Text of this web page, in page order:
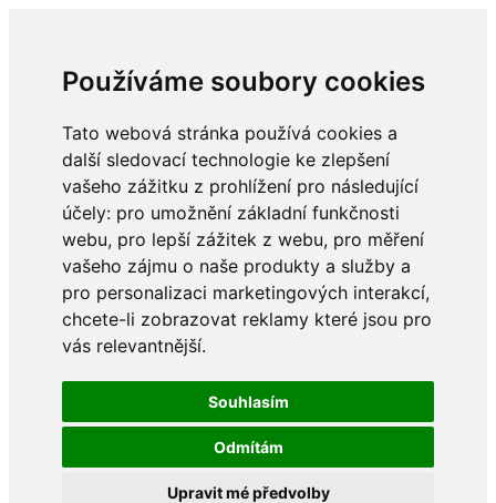
Používáme soubory cookies
Tato webová stránka používá cookies a
další sledovací technologie ke zlepšení
vašeho zážitku z prohlížení pro následující
účely: pro umožnění základní funkčnosti
webu, pro lepší zážitek z webu, pro měření
vašeho zájmu o naše produkty a služby a
pro personalizaci marketingových interakcí,
chcete-li zobrazovat reklamy které jsou pro
vás relevantnější.
Souhlasím
Odmítám
Upravit mé předvolby